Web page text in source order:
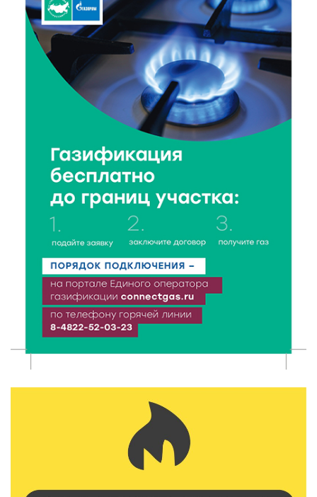
Тверские пенсионеры скажут «спасибо» интернету
9 Авг 2026 09:19 114
Виталий Королев поблагодарил волонтёров-
медиков за их добрые сердца
366
В Твери росгвардейцы отметили День
физкультурника турниром по настольному теннису
8 Авг 2026 19:37 430
Когда тренироваться в жару: тренер дал чёткие
рекомендации по безопасным занятиям на улице
8 Авг 2026 18:37 361
Дороги становятся лучше: в Калининском округе
продолжается масштабный ремонт
8 Авг 2026 17:37 679
вакцинация новорождённых
624
Виталий Королев поздравил ветерана из Твери со